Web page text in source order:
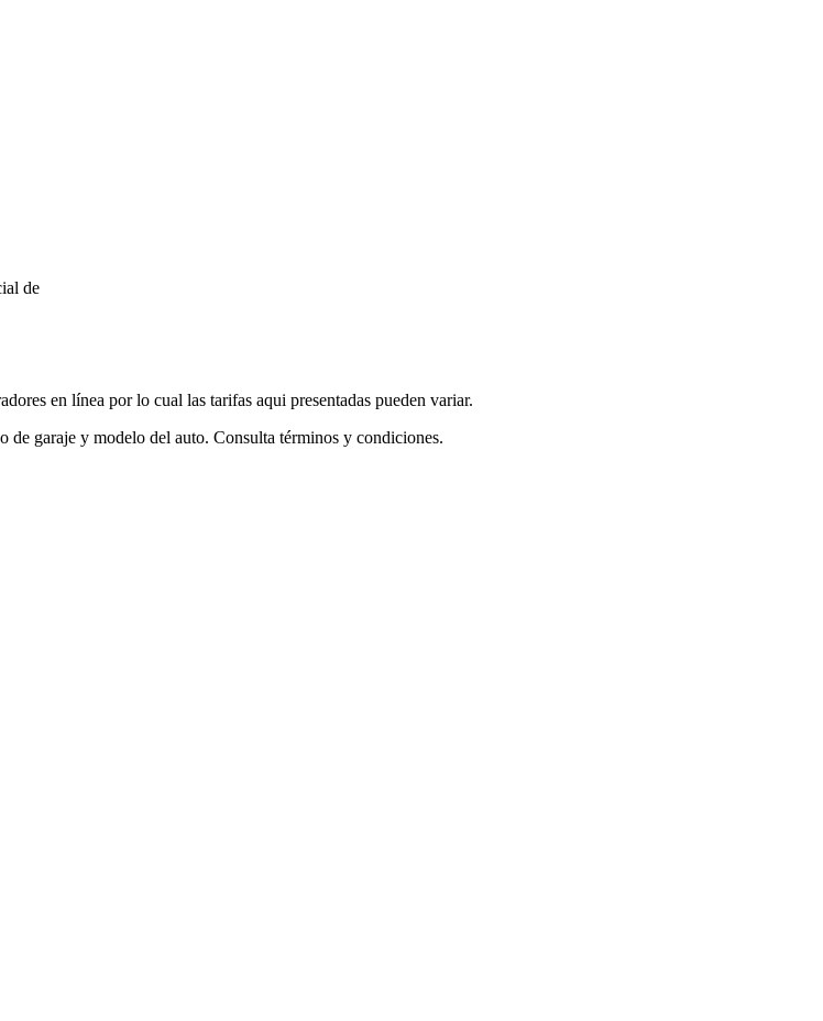
de
en línea por lo cual las tarifas aqui presentadas pueden variar.
de garaje y modelo del auto. Consulta términos y condiciones.